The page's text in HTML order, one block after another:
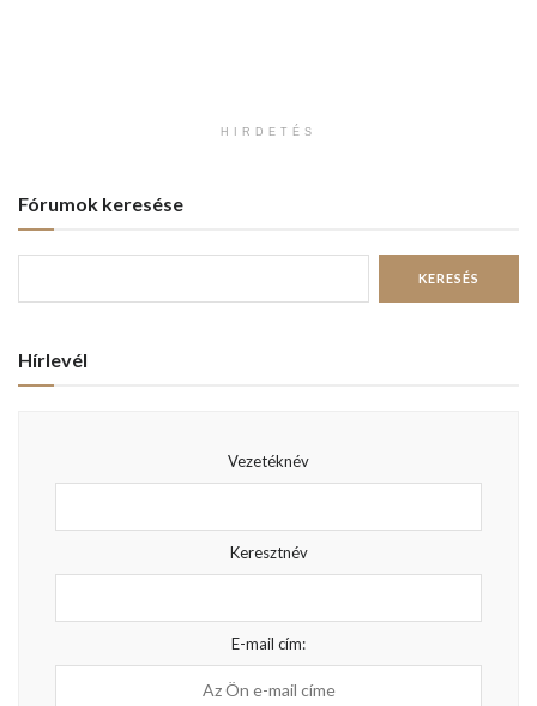
HIRDETÉS
Fórumok keresése
Hírlevél
Vezetéknév
Keresztnév
E-mail cím: